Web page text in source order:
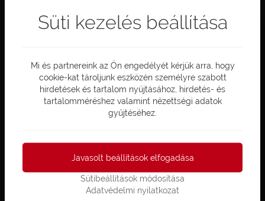
Tárhelyszolgáltató:
Levelezési cím: 4026 Debrecen, Csap utca
Székhely: 4031, Debrecen, Derék utca 53
Adószám: 11742678-2-09
Süti kezelés beállítása
Mi és partnereink az Ön engedélyét kérjük arra, hogy
cookie-kat tároljunk eszközén személyre szabott
hirdetések és tartalom nyújtásához, hirdetés- és
tartalomméréshez valamint nézettségi adatok
gyűjtéséhez.
Javasolt beállítások elfogadása
Sütibeállítások módosítása
Adatvédelmi nyilatkozat